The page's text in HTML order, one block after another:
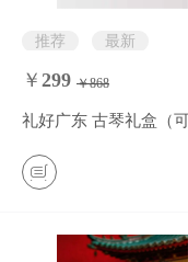
推荐 最新
￥ 299 ￥868
0 条评价